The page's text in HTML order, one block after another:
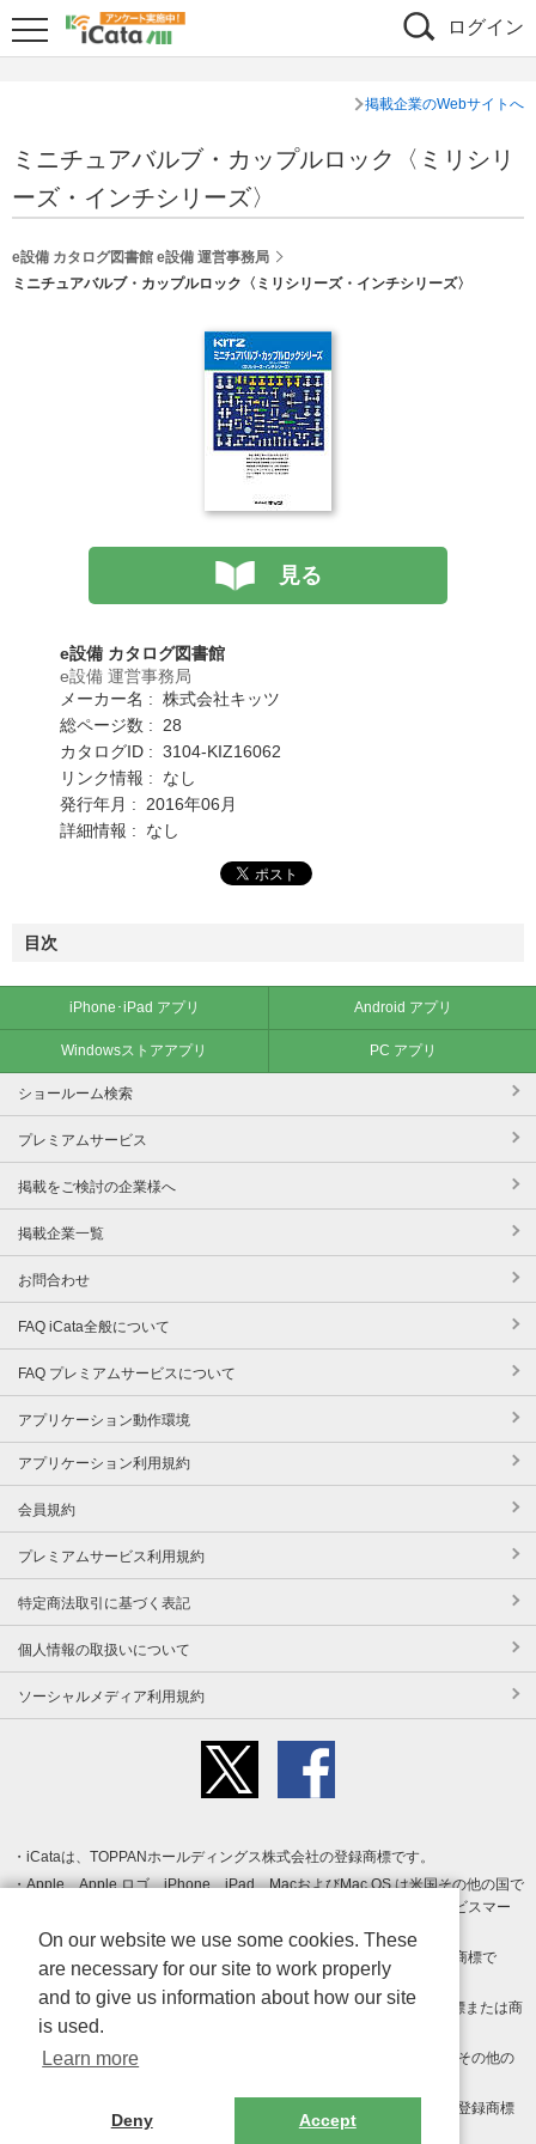
ログイン
掲載企業のWebサイトへ
ミニチュアバルブ・カップルロック〈ミリシリ
ーズ・インチシリーズ〉
e設備 カタログ図書館 e設備 運営事務局
ミニチュアバルブ・カップルロック〈ミリシリーズ・インチシリーズ〉
見る
e設備 カタログ図書館
e設備 運営事務局
メーカー名 : 株式会社キッツ
総ページ数 : 28
カタログID : 3104-KIZ16062
リンク情報 : なし
発行年月 : 2016年06月
詳細情報 : なし
目次
iPhone･iPad アプリ Android アプリ
Windowsストアアプリ PC アプリ
ショールーム検索
プレミアムサービス
掲載をご検討の企業様へ
掲載企業一覧
お問合わせ
FAQ iCata全般について
FAQ プレミアムサービスについて
アプリケーション動作環境
アプリケーション利用規約
会員規約
プレミアムサービス利用規約
特定商法取引に基づく表記
個人情報の取扱いについて
ソーシャルメディア利用規約
iCataは、TOPPANホールディングス株式会社の登録商標です。
Apple、Apple ロゴ、iPhone、iPad、MacおよびMac OS は米国その他の国で
登録された Apple Inc. の商標です。App Store は Apple Inc. のサービスマー
クです。
Android、Google Play および Google Play ロゴ は Google LLC の商標で
す。
Windows は Microsoft Inc.の米国およびその他の国における登録商標または商
標です。
Adobe、Adobe Reader、Adobe PDF は、Adobe Inc.の米国およびその他の
その他、記載されている会社名、商品名、ロゴは各社の商標または登録商標
On our website we use some cookies. These
are necessary for our site to work properly
and to give us information about how our site
is used.
Learn more
Deny Accept